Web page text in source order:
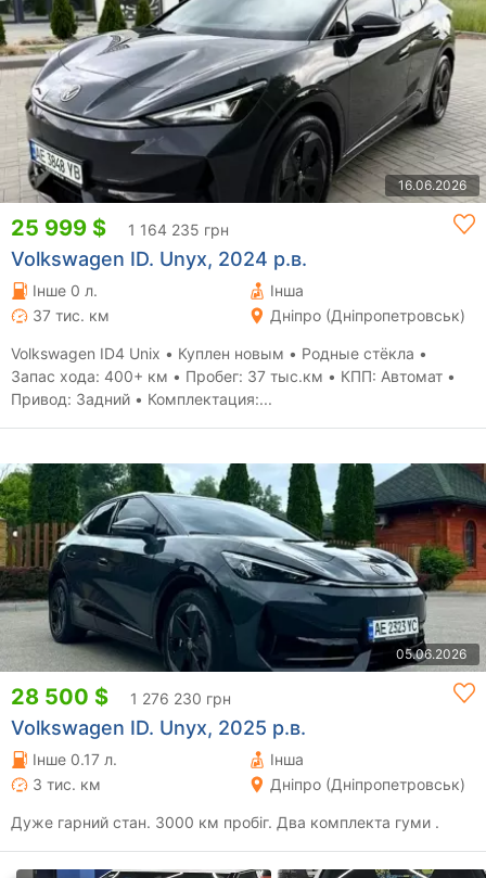
16.06.2026
25 999 $ 1 164 235 грн
Volkswagen ID. Unyx, 2024 р.в.
Інше 0 л.
Інша
37 тис. км
Дніпро (Дніпропетровськ)
Volkswagen ID4 Unix • Куплен новым • Родные стёкла •
Запас хода: 400+ км • Пробег: 37 тыс.км • КПП: Автомат •
Привод: Задний • Комплектация:...
05.06.2026
28 500 $ 1 276 230 грн
Volkswagen ID. Unyx, 2025 р.в.
Інше 0.17 л.
Інша
3 тис. км
Дніпро (Дніпропетровськ)
Дуже гарний стан. 3000 км пробіг. Два комплекта гуми .